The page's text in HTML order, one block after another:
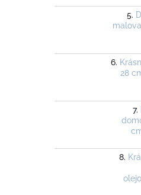
28